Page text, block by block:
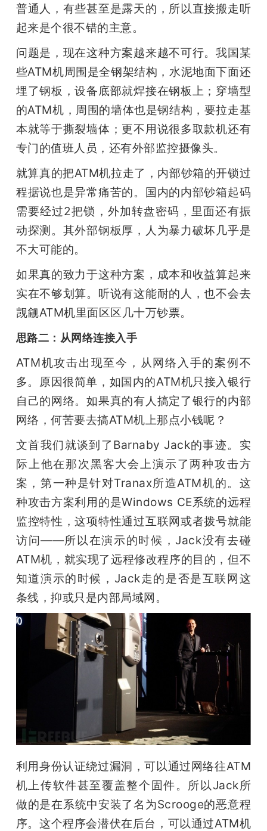
普通人，有些甚至是露天的，所以直接搬走听
起来是个很不错的主意。
问题是，现在这种方案越来越不可行。我国某
些ATM机周围是全钢架结构，水泥地面下面还
埋了钢板，设备底部就焊接在钢板上；穿墙型
的ATM机，周围的墙体也是钢结构，要拉走基
本就等于撕裂墙体；更不用说很多取款机还有
专门的值班人员，还有外部监控摄像头。
就算真的把ATM机拉走了，内部钞箱的开锁过
程据说也是异常痛苦的。国内的内部钞箱起码
需要经过2把锁，外加转盘密码，里面还有振
动探测。其外部钢板厚，人为暴力破坏几乎是
不大可能的。
如果真的致力于这种方案，成本和收益算起来
实在不够划算。听说有这能耐的人，也不会去
觊觎ATM机里面区区几十万钞票。
思路二：从网络连接入手
ATM机攻击出现至今，从网络入手的案例不
多。原因很简单，如国内的ATM机只接入银行
自己的网络。如果真的有人搞定了银行的内部
网络，何苦要去搞ATM机上那点小钱呢？
文首我们就谈到了Barnaby Jack的事迹。实
际上他在那次黑客大会上演示了两种攻击方
案，第一种是针对Tranax所造ATM机的。这
种攻击方案利用的是Windows CE系统的远程
监控特性，这项特性通过互联网或者拨号就能
访问——所以在演示的时候，Jack没有去碰
ATM机，就实现了远程修改程序的目的，但不
知道演示的时候，Jack走的是否是互联网这
条线，抑或只是内部局域网。
利用身份认证绕过漏洞，可以通过网络往ATM
机上传软件甚至覆盖整个固件。所以Jack所
做的是在系统中安装了名为Scrooge的恶意程
序。这个程序会潜伏在后台，可以通过ATM机